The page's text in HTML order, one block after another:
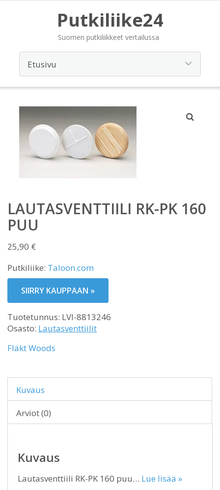
Putkiliike24
Suomen putkiliikkeet vertailussa
LAUTASVENTTIILI RK-PK 160
PUU
25,90 €
Putkiliike: Taloon.com
SIIRRY KAUPPAAN »
Tuotetunnus: LVI-8813246
Osasto: Lautasventtiilit
Fläkt Woods
Kuvaus
Arviot (0)
Kuvaus
Lautasventtiili RK-PK 160 puu… Lue lisää »